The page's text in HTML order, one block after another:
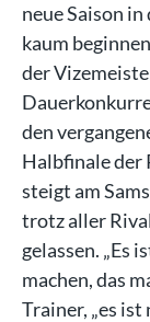
neue Saison
kaum
der
den
Halbfinale der
steigt am
trotz aller
gelassen. „Es
machen, das
Trainer, „es